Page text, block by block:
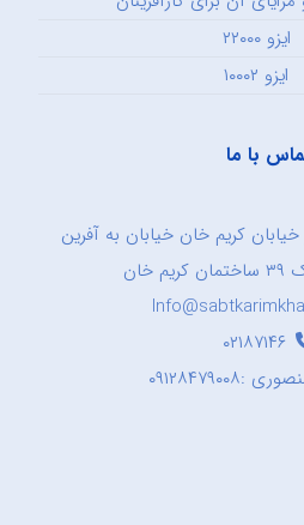
ایزو ۲۲۰۰۰
ایزو ۱۰۰۰۲
با ما
کریم خان خیابان به آفرین
۰۲۱۸۷۱۴۶
:۰۹۱۲۸۴۷۹۰۰۸